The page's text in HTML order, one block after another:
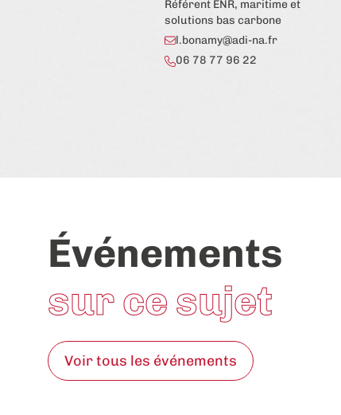
Référent ENR, maritime et
solutions bas carbone
l.bonamy@adi-na.fr
06 78 77 96 22
Événements
sur ce sujet
Voir tous les événements